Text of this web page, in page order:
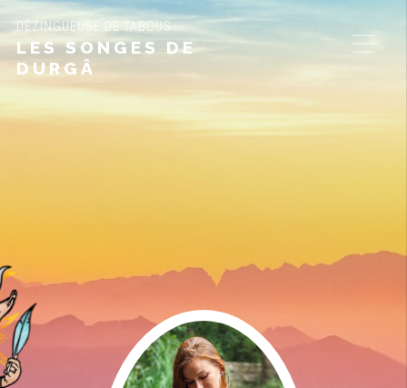
DÉZINGUEUSE DE TABOUS
LES SONGES DE
DURGÂ